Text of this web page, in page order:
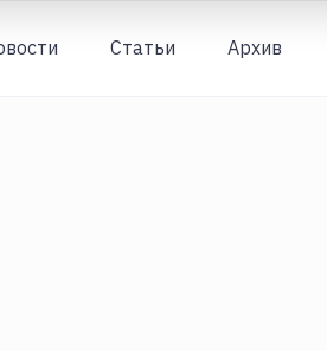
Статьи Архив